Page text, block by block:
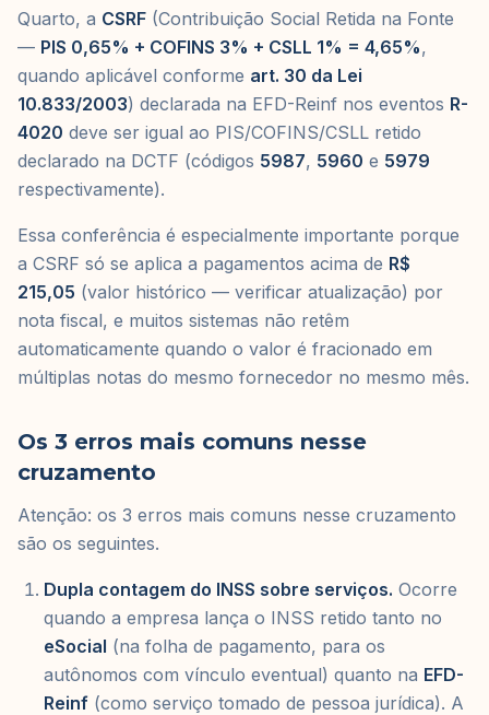
Quarto, a CSRF (Contribuição Social Retida na Fonte
— PIS 0,65% + COFINS 3% + CSLL 1% = 4,65%,
quando aplicável conforme art. 30 da Lei
10.833/2003) declarada na EFD-Reinf nos eventos R-
4020 deve ser igual ao PIS/COFINS/CSLL retido
declarado na DCTF (códigos 5987, 5960 e 5979
respectivamente).
Essa conferência é especialmente importante porque
a CSRF só se aplica a pagamentos acima de R$
215,05 (valor histórico — verificar atualização) por
nota fiscal, e muitos sistemas não retêm
automaticamente quando o valor é fracionado em
múltiplas notas do mesmo fornecedor no mesmo mês.
Os 3 erros mais comuns nesse
cruzamento
Atenção: os 3 erros mais comuns nesse cruzamento
são os seguintes.
Dupla contagem do INSS sobre serviços. Ocorre
quando a empresa lança o INSS retido tanto no
eSocial (na folha de pagamento, para os
autônomos com vínculo eventual) quanto na EFD-
Reinf (como serviço tomado de pessoa jurídica). A